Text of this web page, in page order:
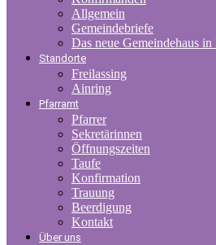
Allgemein
Gemeindebriefe
Das neue Gemeindehaus in
Standorte
Freilassing
Ainring
Pfarramt
Pfarrer
Sekretärinnen
Öffnungszeiten
Taufe
Konfirmation
Trauung
Beerdigung
Kontakt
Über uns